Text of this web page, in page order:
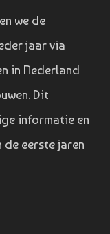
we de
jaar via
in Nederland
Dit
informatie en
eerste jaren